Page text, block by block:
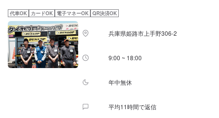
[AG65]3,080円[AG70W]3,300円[AG30SD]1,540円[AG35SD]1,870円
[AG38SD]1,980円[AG40SD]2,090円[AG43SD]2,200円[AG45SD]2,420円
[AG48SD]2,530円[AG50SD]2,750円[AG53SD]2,860円[AG55SD]3,080円
[AG60SD]3,410円[AG65SD]3,740円【ゼリオズ（プレミアム）】（１本交換
価格）[AH30B]1,980円[AH35B]1,980円[AH38B]2,090円[AH40B]2,090円
[AH43B]2,090円[AH45B]2,090円[AH48B]2,090円[AH50B]2,640円
[AH53B]2,640円[AH55B]2,640円[AH60B]3,080円[AH65B]3,080円
[AH43SD]2,530円[AH45SD]2,750円[AH48SD]2,860円[AH50SD]3,080円
[AG30RB]1,430円[AG35RB]1,650円[AG40RB]1,870円[AG25RA]1,320円
代車OK カードOK 電子マネーOK QR決済OK
兵庫県姫路市上手野306-2
9:00 ~ 18:00
年中無休
平均11時間で返信